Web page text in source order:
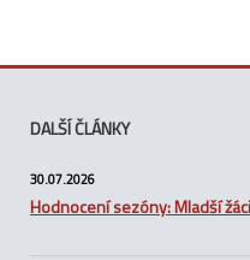
DALŠÍ ČLÁNKY
30.07.2026
Hodnocení sezóny: Mladší žáci